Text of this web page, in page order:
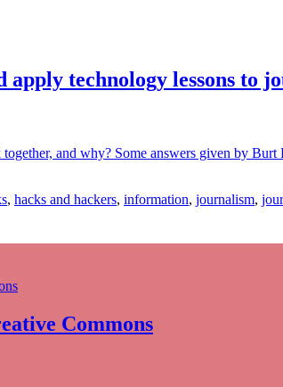
technology lessons to
and why? Some answers given by
, hacks and hackers, information, journalism,
Commons